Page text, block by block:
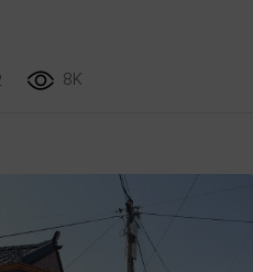
8K